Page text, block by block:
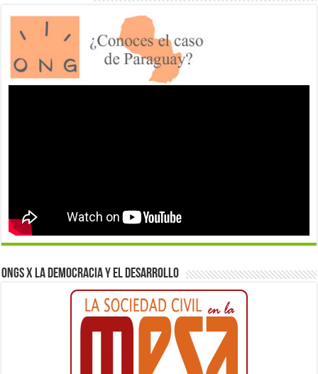
ONGs x la democracia y el desarrollo